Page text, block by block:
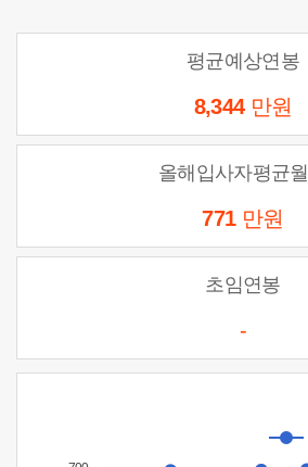
평균예상연봉
8,344 만원
올해입사자평균
771 만원
초임연봉
-